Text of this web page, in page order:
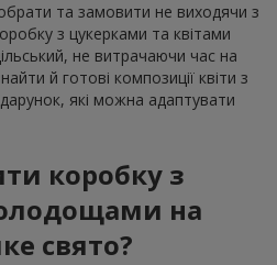
та замовити не виходячи з
з цукерками та квітами
не витрачаючи час на
й готові композиції квіти з
які можна адаптувати
коробку з
на
свято?